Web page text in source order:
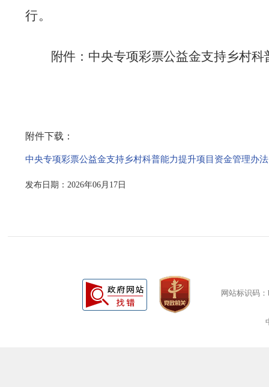
行。
附件： 中央专项彩票公益金支持乡村
附件下载：
中央专项彩票公益金支持乡村科普能力提升项目资金管理办
发布日期：2026年06月17日
网站标识码